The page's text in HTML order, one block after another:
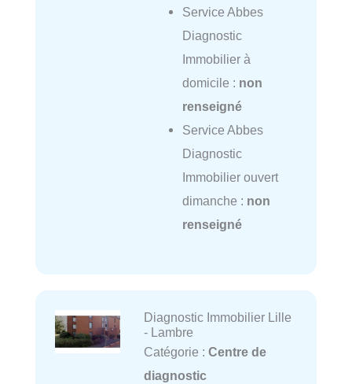
Service Abbes
Diagnostic
Immobilier à
domicile : non
renseigné
Service Abbes
Diagnostic
Immobilier ouvert
dimanche : non
renseigné
Diagnostic Immobilier Lille
- Lambre
Catégorie : Centre de
diagnostic